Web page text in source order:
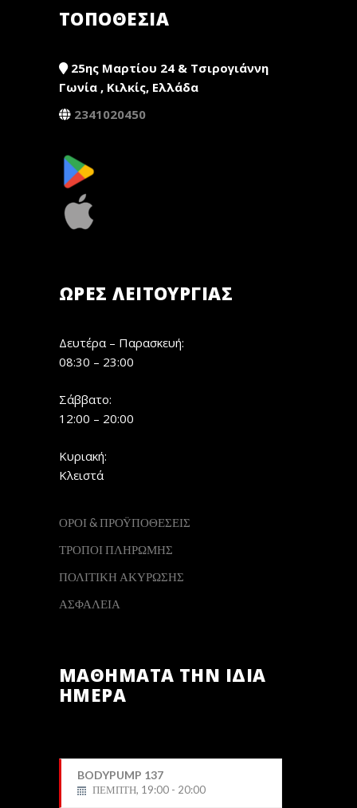
ΤΟΠΟΘΕΣΙΑ
25ης Μαρτίου 24 & Τσιρογιάννη
Γωνία , Κιλκίς, Ελλάδα
2341020450
ΏΡΕΣ ΛΕΙΤΟΥΡΓΊΑΣ
Δευτέρα – Παρασκευή:
08:30 – 23:00
Σάββατο:
12:00 – 20:00
Κυριακή:
Κλειστά
ΟΡΟΙ & ΠΡΟΫΠΟΘΕΣΕΙΣ
ΤΡΟΠΟΙ ΠΛΗΡΩΜΗΣ
ΠΟΛΙΤΙΚΗ ΑΚΥΡΩΣΗΣ
ΑΣΦΑΛΕΙΑ
ΜΑΘΗΜΑΤΑ ΤΗΝ ΙΔΙΑ
ΗΜΕΡΑ
BODYPUMP 137
ΠΕΜΠΤΗ, 19:00 - 20:00